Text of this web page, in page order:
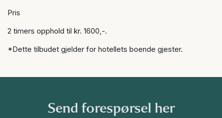
Pris
2 timers opphold til kr. 1600,-.
*Dette tilbudet gjelder for hotellets boende gjester.
Send forespørsel her